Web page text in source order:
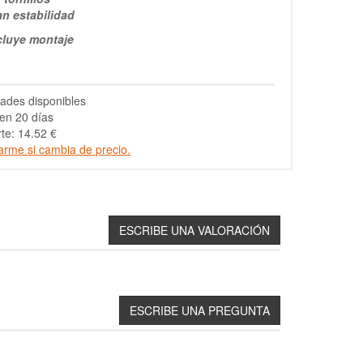
estabilidad
montaje
disponibles
20 días
14.52 €
si cambia de precio.